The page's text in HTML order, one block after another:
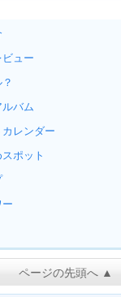
ュー
バム
レンダー
ポット
ー
ページの先頭へ ▲